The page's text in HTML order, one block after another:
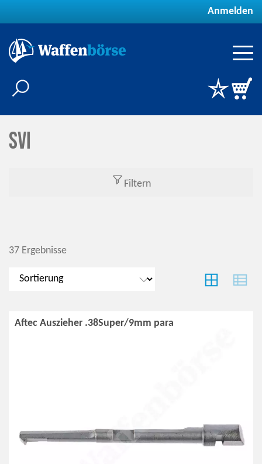
Anmelden
SVI
Filtern
37 Ergebnisse
Aftec Auszieher .38Super/9mm para